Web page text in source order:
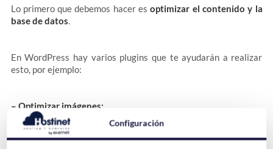
Lo primero que debemos hacer esoptimizar el contenido y la
base de datos
En WordPress hay varios plugins que te ayudarán a realizar
esto, por ejemplo:
– Optimizar imágenes:
Imagify IO,WpSmush
son algunas opciones, pero tienes
muchas más, sólo tienes que buscar la que más te guste.
Configuración